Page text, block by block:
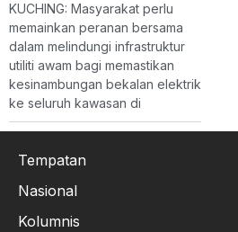
KUCHING: Masyarakat perlu
memainkan peranan bersama
dalam melindungi infrastruktur
utiliti awam bagi memastikan
kesinambungan bekalan elektrik
ke seluruh kawasan di
Tempatan
Nasional
Kolumnis